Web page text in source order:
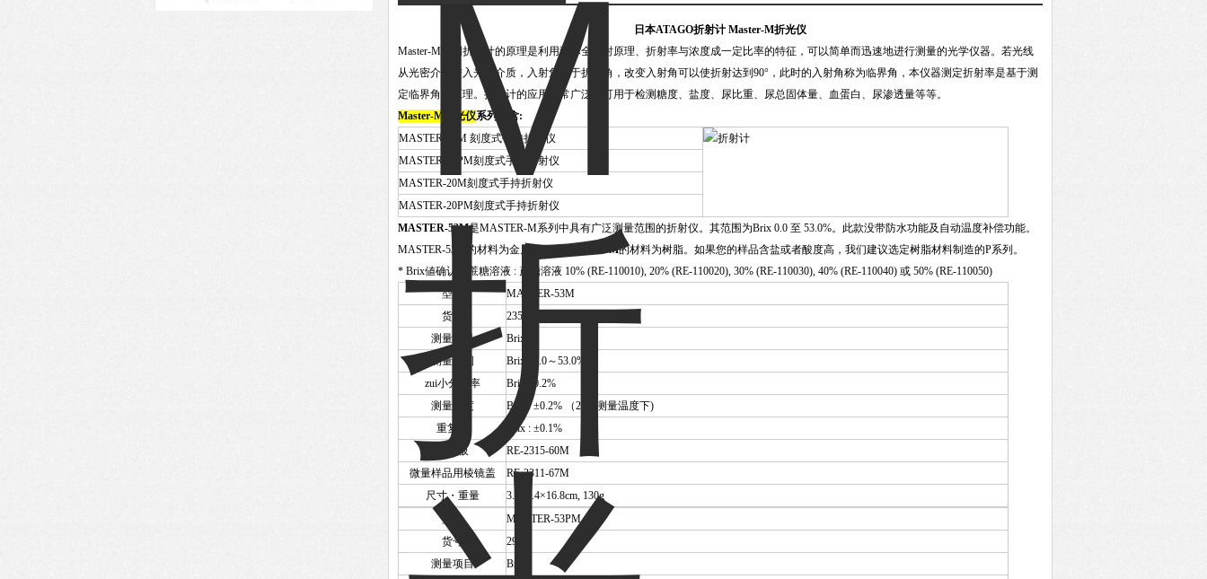
日本ATAGO折射计 Master-M折光仪
Master-M系列折射计的原理是利用液体全反射原理、折射率与浓度成一定比率的特征，可以简单而迅速地进行测量的光学仪器。若光线
从光密介质进入光疏介质，入射角小于折射角，改变入射角可以使折射达到90°，此时的入射角称为临界角，本仪器测定折射率是基于测
定临界角的原理。折射计的应用非常广泛，可用于检测糖度、盐度、尿比重、尿总固体量、血蛋白、尿渗透量等等。
Master-M折光仪系列包含:
MASTER-53M 刻度式手持折射仪
MASTER-53PM刻度式手持折射仪
MASTER-20M刻度式手持折射仪
MASTER-20PM刻度式手持折射仪
MASTER-53M是MASTER-M系列中具有广泛测量范围的折射仪。其范围为Brix 0.0 至 53.0%。此款没带防水功能及自动温度补偿功能。
MASTER-53M的材料为金属而
MASTER-53PM的材料为树脂。如果您的样品含盐或者酸度高，我们建议选定树脂材料制造的P系列。
* Brix値确认用蔗糖溶液 : 蔗糖溶液 10% (RE-110010), 20% (RE-110020), 30% (RE-110030), 40% (RE-110040) 或 50% (RE-110050)
型号
MASTER-53M
货号
2353
测量项目
Brix
测量范围
Brix : 0.0～53.0%
zui小分辨率
Brix : 0.2%
测量精度
Brix : ±0.2% （20℃测量温度下)
重复性
Brix : ±0.1%
日光板
RE-2315-60M
微量样品用棱镜盖
RE-2311-67M
尺寸・重量
3.2×3.4×16.8cm, 130g
型号
MASTER-53PM
货号
2973
测量项目
Brix